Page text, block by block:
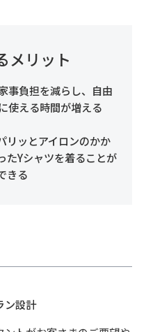
メリット
事負担を減らし、自由
使える時間が増える
リッとアイロンのかか
たYシャツを着ることが
きる
ン設計